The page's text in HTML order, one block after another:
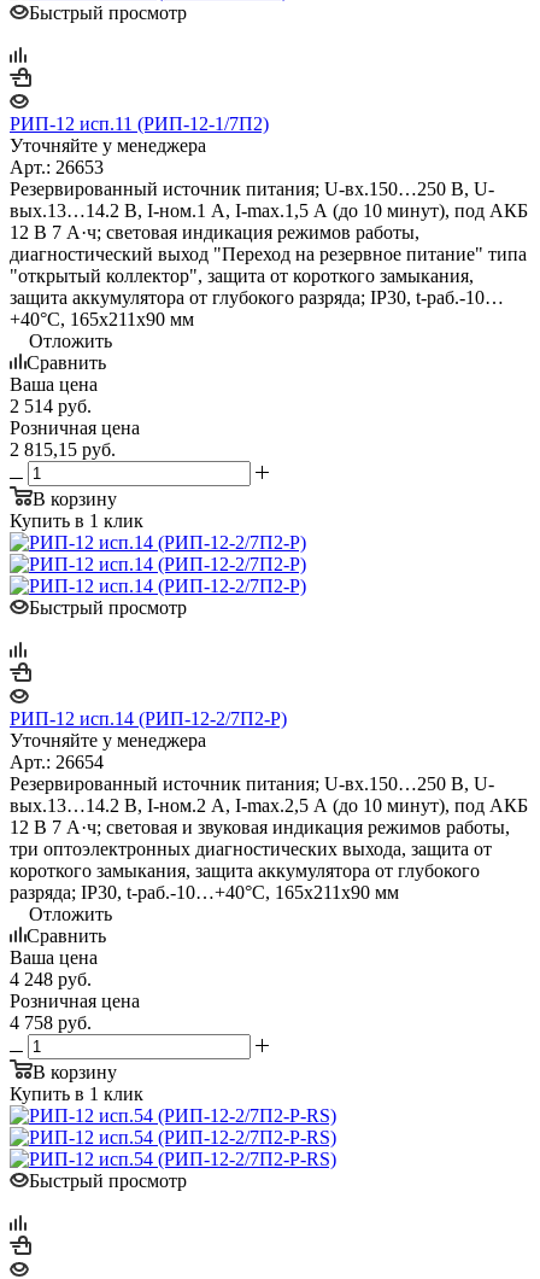
Быстрый просмотр
РИП-12 исп.11 (РИП-12-1/7П2)
Уточняйте у менеджера
Арт.: 26653
Резервированный источник питания; U-вх.150…250 В, U-
вых.13…14.2 В, I-ном.1 А, I-max.1,5 А (до 10 минут), под АКБ
12 В 7 А·ч; световая индикация режимов работы,
диагностический выход "Переход на резервное питание" типа
"открытый коллектор", защита от короткого замыкания,
защита аккумулятора от глубокого разряда; IP30, t-раб.-10…
+40°С, 165х211х90 мм
Отложить
Сравнить
Ваша цена
2 514 руб.
Розничная цена
2 815,15 руб.
В корзину
Купить в 1 клик
Быстрый просмотр
РИП-12 исп.14 (РИП-12-2/7П2-Р)
Уточняйте у менеджера
Арт.: 26654
Резервированный источник питания; U-вх.150…250 В, U-
вых.13…14.2 В, I-ном.2 А, I-max.2,5 А (до 10 минут), под АКБ
12 В 7 А·ч; световая и звуковая индикация режимов работы,
три оптоэлектронных диагностических выхода, защита от
короткого замыкания, защита аккумулятора от глубокого
разряда; IP30, t-раб.-10…+40°С, 165х211х90 мм
Отложить
Сравнить
Ваша цена
4 248 руб.
Розничная цена
4 758 руб.
В корзину
Купить в 1 клик
Быстрый просмотр